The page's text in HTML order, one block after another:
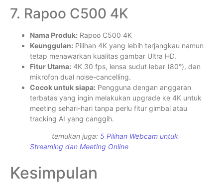
7. Rapoo C500 4K
Nama Produk: Rapoo C500 4K
Keunggulan: Pilihan 4K yang lebih terjangkau namun
tetap menawarkan kualitas gambar Ultra HD.
Fitur Utama: 4K 30 fps, lensa sudut lebar (80°), dan
mikrofon dual noise-cancelling.
Cocok untuk siapa: Pengguna dengan anggaran
terbatas yang ingin melakukan upgrade ke 4K untuk
meeting sehari-hari tanpa perlu fitur gimbal atau
tracking AI yang canggih.
temukan juga: 5 Pilihan Webcam untuk
Streaming dan Meeting Online
Kesimpulan